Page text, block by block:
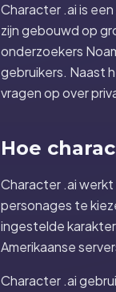
Character .ai is
zijn gebouwd op
onderzoekers
gebruikers. Naast
vragen op over
Hoe
Character .ai
personages te
ingestelde
Amerikaanse
Character .ai